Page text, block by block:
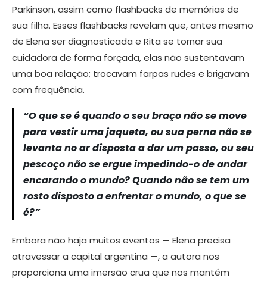
Parkinson, assim como flashbacks de memórias de
sua filha. Esses flashbacks revelam que, antes mesmo
de Elena ser diagnosticada e Rita se tornar sua
cuidadora de forma forçada, elas não sustentavam
uma boa relação; trocavam farpas rudes e brigavam
com frequência.
“O que se é quando o seu braço não se move
para vestir uma jaqueta, ou sua perna não se
levanta no ar disposta a dar um passo, ou seu
pescoço não se ergue impedindo-o de andar
encarando o mundo? Quando não se tem um
rosto disposto a enfrentar o mundo, o que se
é?”
Embora não haja muitos eventos — Elena precisa
atravessar a capital argentina —, a autora nos
proporciona uma imersão crua que nos mantém